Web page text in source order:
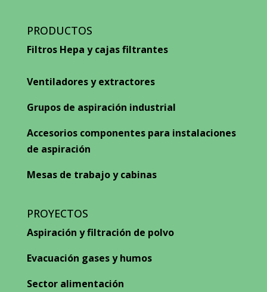
PRODUCTOS
Filtros Hepa y cajas filtrantes
Ventiladores y extractores
Grupos de aspiración industrial
Accesorios componentes para instalaciones
de aspiración
Mesas de trabajo y cabinas
PROYECTOS
Aspiración y filtración de polvo
Evacuación gases y humos
Sector alimentación